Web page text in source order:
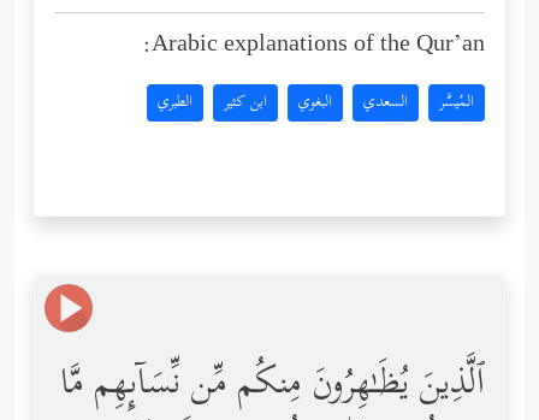
Arabic explanations of the Qur’an:
المُيسَّر السعدي البغوي ابن كثير الطبري
ٱلَّذِینَ یُظَـٰهِرُونَ مِنكُم مِّن نِّسَاۤىِٕهِم مَّا